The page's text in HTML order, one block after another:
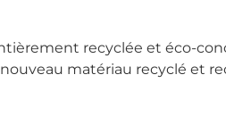
recyclée et éco-
matériau recyclé et